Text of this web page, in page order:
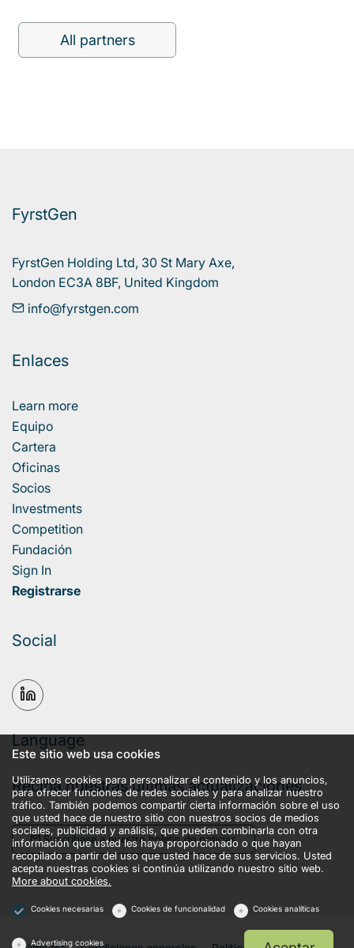
All partners
FyrstGen
FyrstGen Holding Ltd, 30 St Mary Axe,
London EC3A 8BF, United Kingdom
info@fyrstgen.com
Enlaces
Learn more
Equipo
Cartera
Oficinas
Socios
Investments
Competition
Fundación
Sign In
Registrarse
Social
Language
Reciba nuestras últimas actualizaciones
Suscríbase a nuestro boletín de noticias
Este sitio web usa cookies
Utilizamos cookies para personalizar el contenido y los anuncios,
para ofrecer funciones de redes sociales y para analizar nuestro
tráfico. También podemos compartir cierta información sobre el uso
que usted hace de nuestro sitio con nuestros socios de medios
sociales, publicidad y análisis, que pueden combinarla con otra
información que usted les haya proporcionado o que hayan
recopilado a partir del uso que usted hace de sus servicios. Usted
acepta nuestras cookies si continúa utilizando nuestro sitio web.
More about cookies.
Cookies necesarias Cookies de funcionalidad Cookies analíticas
Advertising cookies